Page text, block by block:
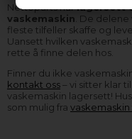
Nettoparts harlagersett
vaskemaskin . De
fleste tilfeller skaffe og
Uansett hvilken
rette å finne delen hos.
Finner du ikke
kontakt oss– vi sitter klar
vaskemaskin lagersett!
som mulig fra